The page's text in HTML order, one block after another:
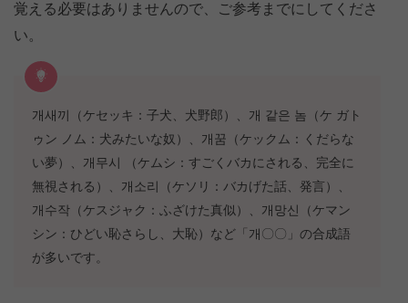
覚える必要はありませんので、ご参考までにしてくださ
い。
개새끼（ケセッキ：子犬、犬野郎）、개 같은 놈（ケ ガト
ゥン ノム：犬みたいな奴）、개꿈（ケックム：くだらな
い夢）、개무시 （ケムシ：すごくバカにされる、完全に
無視される）、개소리（ケソリ：バカげた話、発言）、
개수작（ケスジャク：ふざけた真似）、개망신（ケマン
シン：ひどい恥さらし、大恥）など「개〇〇」の合成語
が多いです。